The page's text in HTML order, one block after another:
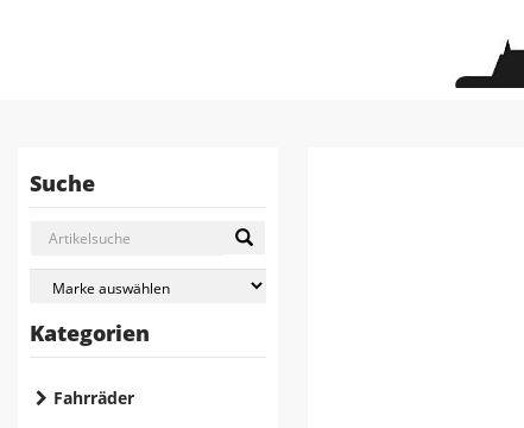
Suche
Kategorien
Fahrräder